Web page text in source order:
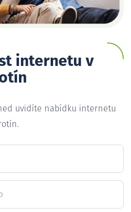
internetu v
uvidíte nabídku internetu